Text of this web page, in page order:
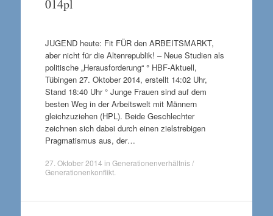
014pl
JUGEND heute: Fit FÜR den ARBEITSMARKT,
aber nicht für die Altenrepublik! – Neue Studien als
politische „Herausforderung“ ° HBF-Aktuell,
Tübingen 27. Oktober 2014, erstellt 14:02 Uhr,
Stand 18:40 Uhr ° Junge Frauen sind auf dem
besten Weg in der Arbeitswelt mit Männern
gleichzuziehen (HPL). Beide Geschlechter
zeichnen sich dabei durch einen zielstrebigen
Pragmatismus aus, der…
27. Oktober 2014 in Generationenverhältnis /
Generationenkonflikt.